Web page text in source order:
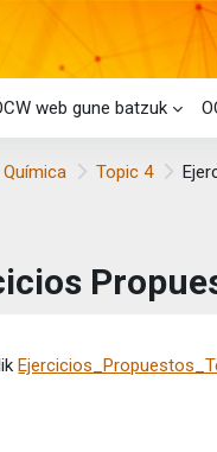
web gune batzuk
Topic 4